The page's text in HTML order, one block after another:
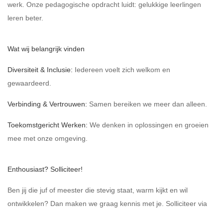
werk. Onze pedagogische opdracht luidt: gelukkige leerlingen
leren beter.
Wat wij belangrijk vinden
Diversiteit & Inclusie: Iedereen voelt zich welkom en
gewaardeerd.
Verbinding & Vertrouwen: Samen bereiken we meer dan alleen.
Toekomstgericht Werken: We denken in oplossingen en groeien
mee met onze omgeving.
Enthousiast? Solliciteer!
Ben jij die juf of meester die stevig staat, warm kijkt en wil
ontwikkelen? Dan maken we graag kennis met je. Solliciteer via